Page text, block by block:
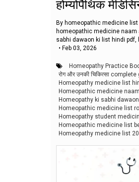
होम्योपैथिक
By homeopathic medicine
homeopathic medicine
sabhi dawaon ki list hindi
• Feb 03, 2026
Homeopathy Practice
रोग और उनकी चिकित्सा
Homeopathy medicine list
Homeopathic medicine
Homeopathy ki sabhi
Homeopathic medicine list
Homeopathy student
Homeopathic medicine list
Homeopathy medicine list